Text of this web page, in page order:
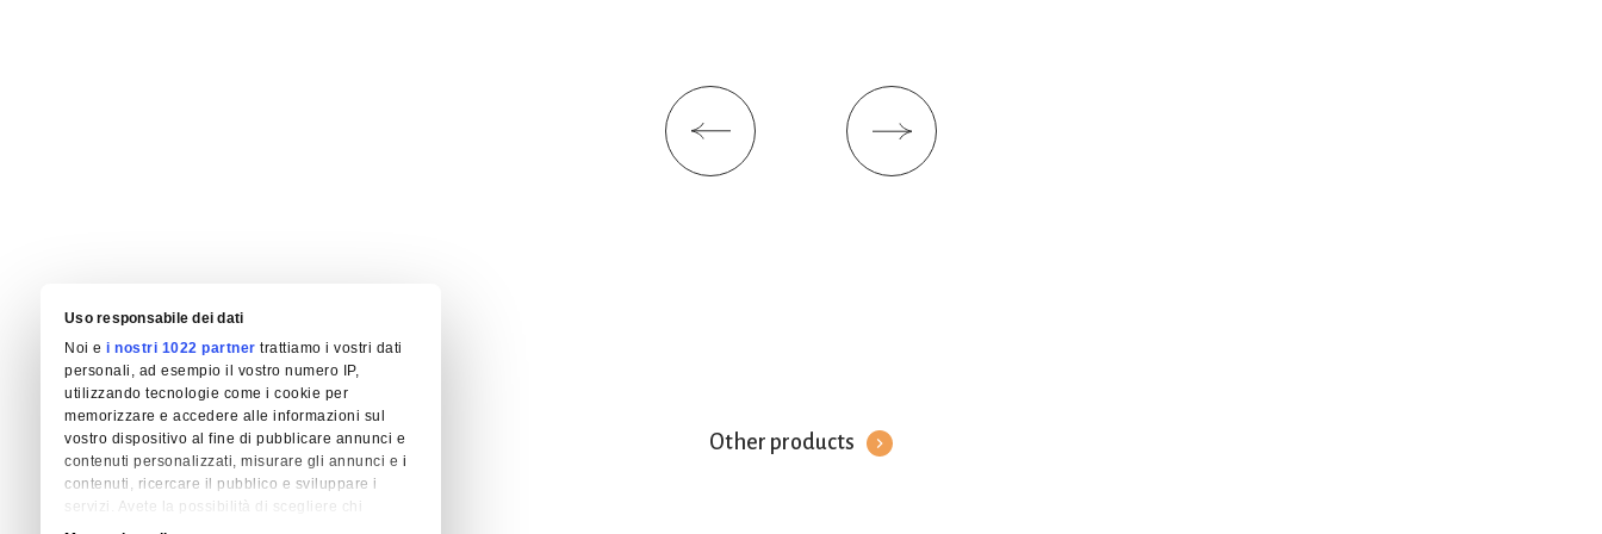
Uso responsabile dei dati
Noi ei nostri 1022 partner trattiamo i vostri dati
personali, ad esempio il vostro numero IP,
utilizzando tecnologie come i cookie per
memorizzare e accedere alle informazioni sul
vostro dispositivo al fine di pubblicare annunci e
contenuti personalizzati, misurare gli annunci e i
contenuti, ricercare il pubblico e sviluppare i
servizi. Avete la possibilità di scegliere chi
utilizza i vostri dati e per quali scopi. Le vostre
Other products